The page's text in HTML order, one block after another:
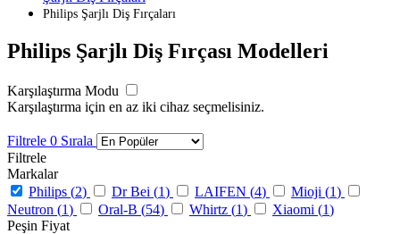
Philips Şarjlı Diş Fırçaları
Philips Şarjlı Diş Fırçası Modelleri
Karşılaştırma Modu
Karşılaştırma için en az iki cihaz seçmelisiniz.
Filtrele 0 Sırala
Filtrele
Markalar
Philips (2) Dr Bei (1) LAIFEN (4) Mioji (1)
Neutron (1) Oral-B (54) Whirtz (1) Xiaomi (1)
Peşin Fiyat